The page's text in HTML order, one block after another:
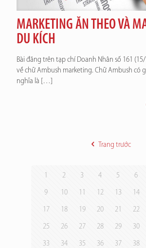
MARKETING ĂN THEO VÀ
DU KÍCH
Bài đăng trên tạp chí Doanh Nhân số 161
về chữ Ambush marketing. Chữ Ambush có
nghĩa là […]
Trang trước
1 2 3 4 5 6
9 10 11 12 13 14
17 18 19 20 21 22
25 26 27 28 29 30
33 34 35 36 37 38